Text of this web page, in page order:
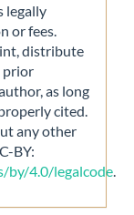
legally
or fees.
distribute
prior
as long
cited.
any other
BY:
by/4.0/legalcode